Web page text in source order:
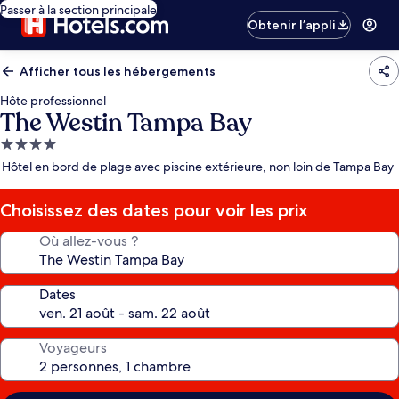
Passer à la section principale
Obtenir l’appli
Afficher tous les hébergements
Hôte professionnel
The Westin Tampa Bay
Hébergement
4.0 étoiles
Hôtel en bord de plage avec piscine extérieure, non loin de Tampa Bay
Choisissez des dates pour voir les prix
Où allez-vous ?
Dates
Voyageurs